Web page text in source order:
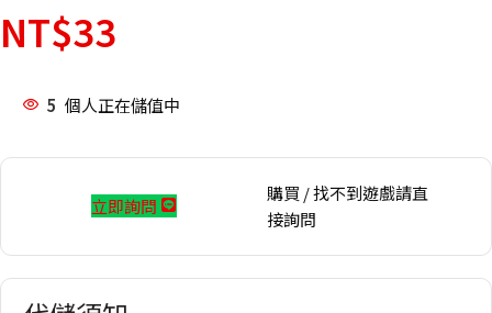
NT$33
5 個人正在儲值中
立即詢問
購買 / 找不到遊戲請直
接詢問